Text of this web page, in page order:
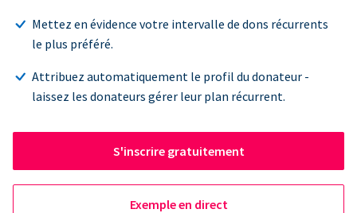
Mettez en évidence votre intervalle de dons récurrents
le plus préféré.
Attribuez automatiquement le profil du donateur -
laissez les donateurs gérer leur plan récurrent.
S'inscrire gratuitement
Exemple en direct